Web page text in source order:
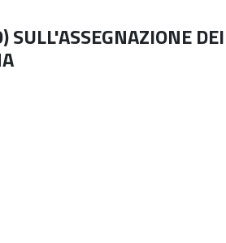
SULL'ASSEGNAZIONE DEI